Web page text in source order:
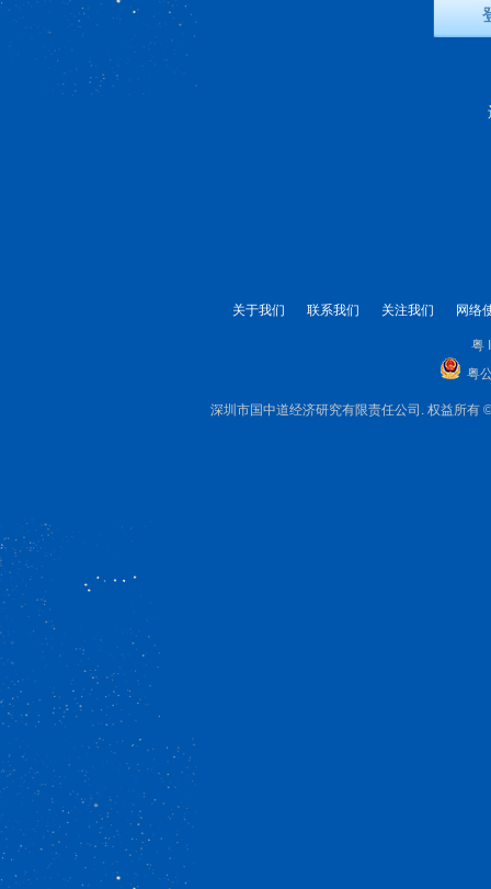
关于我们 联系我们 关注我们 网络
粤
粤
深圳市国中道经济研究有限责任公司. 权益所